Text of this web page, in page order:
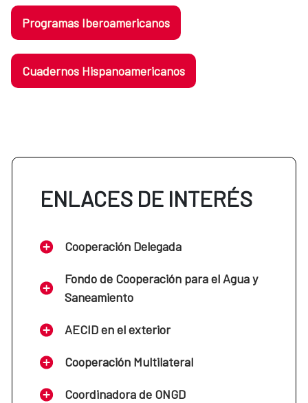
Programas Iberoamericanos
Cuadernos Hispanoamericanos
ENLACES DE INTERÉS
Cooperación Delegada
Fondo de Cooperación para el Agua y
Saneamiento
AECID en el exterior
Cooperación Multilateral
Coordinadora de ONGD